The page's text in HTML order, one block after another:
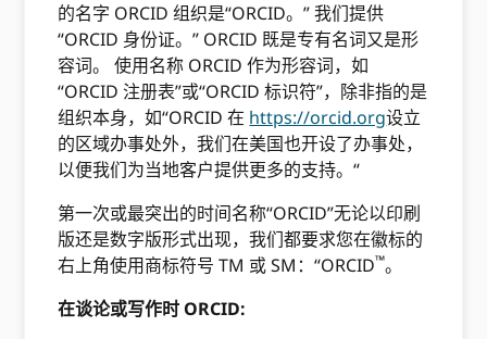
的名字 ORCID 组织是“ORCID。” 我们提供
“ORCID 身份证。” ORCID 既是专有名词又是形
容词。 使用名称 ORCID 作为形容词，如
“ORCID 注册表”或“ORCID 标识符”，除非指的是
组织本身，如“ORCID 在 https://orcid.org设立
的区域办事处外，我们在美国也开设了办事处，
以便我们为当地客户提供更多的支持。“
第一次或最突出的时间名称“ORCID”无论以印刷
版还是数字版形式出现，我们都要求您在徽标的
右上角使用商标符号 TM 或 SM：“ORCID™。
在谈论或写作时 ORCID: